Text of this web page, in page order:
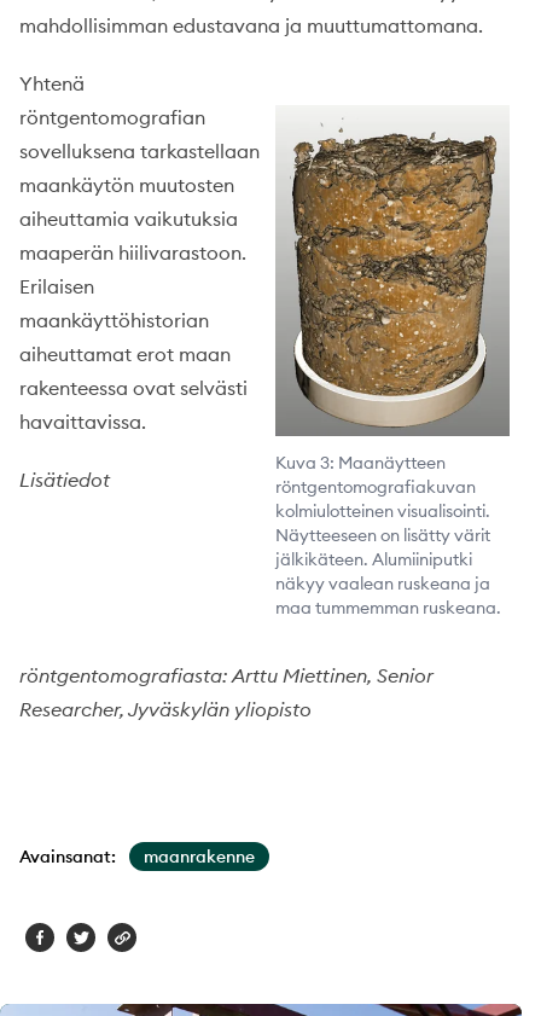
mahdollisimman edustavana ja muuttumattomana.
Kuva 3: Maanäytteen
röntgentomografiakuvan
kolmiulotteinen visualisointi.
Näytteeseen on lisätty värit
jälkikäteen. Alumiiniputki
näkyy vaalean ruskeana ja
maa tummemman ruskeana.
Yhtenä
röntgentomografian
sovelluksena tarkastellaan
maankäytön muutosten
aiheuttamia vaikutuksia
maaperän hiilivarastoon.
Erilaisen
maankäyttöhistorian
aiheuttamat erot maan
rakenteessa ovat selvästi
havaittavissa.
Lisätiedot
röntgentomografiasta: Arttu Miettinen, Senior
Researcher, Jyväskylän yliopisto
Avainsanat: maanrakenne